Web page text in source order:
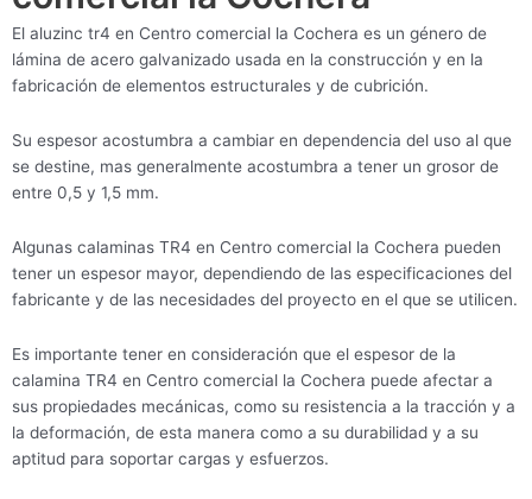
El aluzinc tr4 en Centro comercial la Cochera es un género de
lámina de acero galvanizado usada en la construcción y en la
fabricación de elementos estructurales y de cubrición.
Su espesor acostumbra a cambiar en dependencia del uso al que
se destine, mas generalmente acostumbra a tener un grosor de
entre 0,5 y 1,5 mm.
Algunas calaminas TR4 en Centro comercial la Cochera pueden
tener un espesor mayor, dependiendo de las especificaciones del
fabricante y de las necesidades del proyecto en el que se utilicen.
Es importante tener en consideración que el espesor de la
calamina TR4 en Centro comercial la Cochera puede afectar a
sus propiedades mecánicas, como su resistencia a la tracción y a
la deformación, de esta manera como a su durabilidad y a su
aptitud para soportar cargas y esfuerzos.